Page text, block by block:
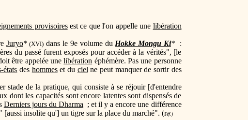
provisoiresest ce que l'on appelle une libération
Juryo* (XVI) dans le 9e volume du Hokke Mongu Ki*:
du passé furent exposés pour accéder à la vérités", [le
être appelée unelibération éphémère. Pas une personne
états des hommeset du ciel ne peut manquer de sortir des
stade de la pratique, qui consiste à se réjouir [d'entendre
dont les capacités sont encore latentes sont dispensés de
Derniers jours du Dharma ; et il y a encore une différence
[aussi insolite qu'] un tigre sur la place du marché". (réf.)